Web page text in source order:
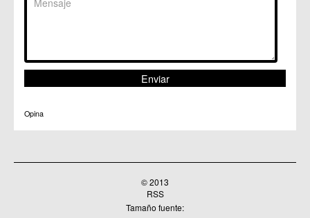
Opina
© 2013
RSS
Tamaño fuente: